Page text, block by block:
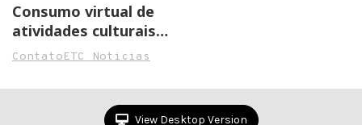
Consumo virtual de
atividades culturais
cresce na pandemia
ContatoETC Noticias
View Desktop Version